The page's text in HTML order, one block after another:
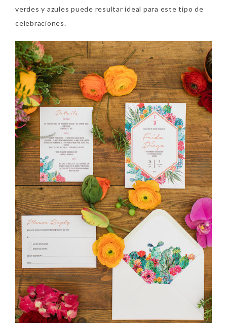
verdes y azules puede resultar ideal para este tipo de
celebraciones.